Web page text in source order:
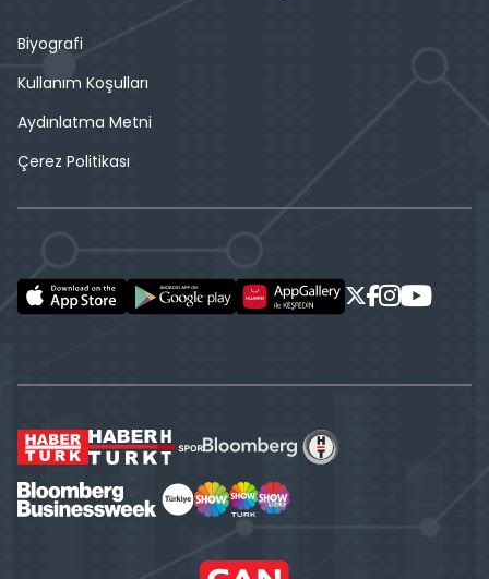
Biyografi
Kullanım Koşulları
Aydınlatma Metni
Çerez Politikası